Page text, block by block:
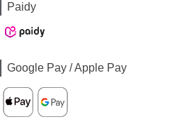
Paidy
Google Pay / Apple Pay